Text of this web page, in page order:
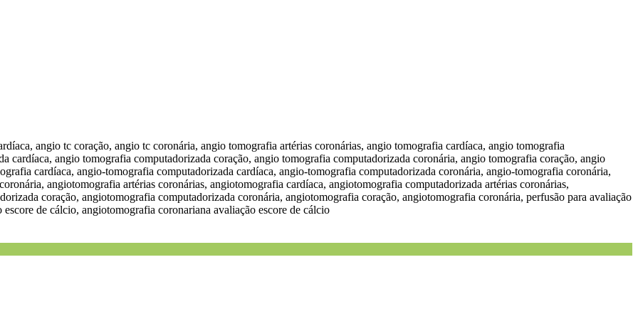
angio tc coração, angio tc coronária, angio tomografia artérias coronárias, angio tomografia cardíaca, angio tomografia
cardíaca, angio tomografia computadorizada coração, angio tomografia computadorizada coronária, angio tomografia coração, angio
cardíaca, angio-tomografia computadorizada cardíaca, angio-tomografia computadorizada coronária, angio-tomografia coronária,
angiotomografia artérias coronárias, angiotomografia cardíaca, angiotomografia computadorizada artérias coronárias,
coração, angiotomografia computadorizada coronária, angiotomografia coração, angiotomografia coronária, perfusão para avaliação
de cálcio, angiotomografia coronariana avaliação escore de cálcio